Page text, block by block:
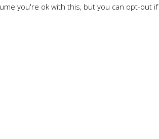
you're ok with this, but you can opt-out